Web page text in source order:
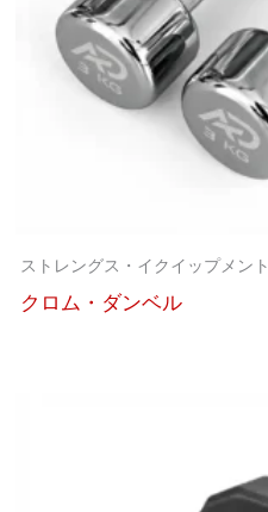
ストレングス・イクイップメント
クロム・ダンベル